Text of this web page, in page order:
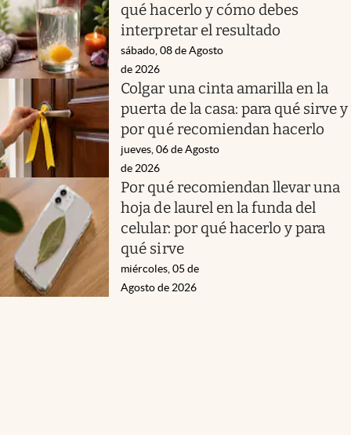
qué hacerlo y cómo debes
interpretar el resultado
sábado, 08 de Agosto
de 2026
Colgar una cinta amarilla en la
puerta de la casa: para qué sirve y
por qué recomiendan hacerlo
jueves, 06 de Agosto
de 2026
Por qué recomiendan llevar una
hoja de laurel en la funda del
celular: por qué hacerlo y para
qué sirve
miércoles, 05 de
Agosto de 2026